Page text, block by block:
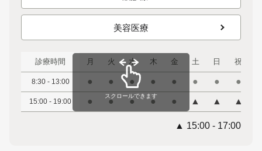
美容医療
診療時間 月 火 水 木 金 土 日 祝
8:30 - 13:00 ● ● ● ● ● ● ● ●
15:00 - 19:00 ● ● ● ● ● ▲ ▲ ▲
スクロールできます
▲ 15:00 - 17:00